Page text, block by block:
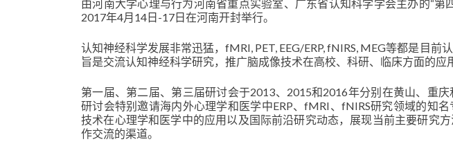
由河南大学心理与行为河南省重点实验室、广东省认知科学学会主办的“第
2017年4月14日-17日在河南开封举行。
认知神经科学发展非常迅猛，fMRI, PET, EEG/ERP, fNIRS, MEG等都是目前
旨是交流认知神经科学研究，推广脑成像技术在高校、科研、临床方面的应
第一届、第二届、第三届研讨会于2013、2015和2016年分别在黄山、重
研讨会特别邀请海内外心理学和医学中ERP、fMRI、fNIRS研究领域的知
技术在心理学和医学中的应用以及国际前沿研究动态，展现当前主要研究
作交流的渠道。